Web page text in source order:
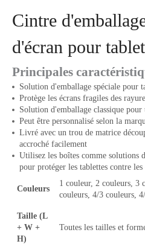
Cintre
d'écran pour
Principales
Solution d'emballage spéciale pour
Protège les écrans fragiles des
Solution d'emballage classique
Peut être personnalisé selon la
Livré avec un trou de matrice
accroché facilement
Utilisez les boîtes comme solutions
pour protéger les tablettes contre les
Couleurs
1 couleur, 2 couleurs, 3
couleurs, 4/3 couleurs,
Taille (L
+ W +
H)
Toutes les tailles et